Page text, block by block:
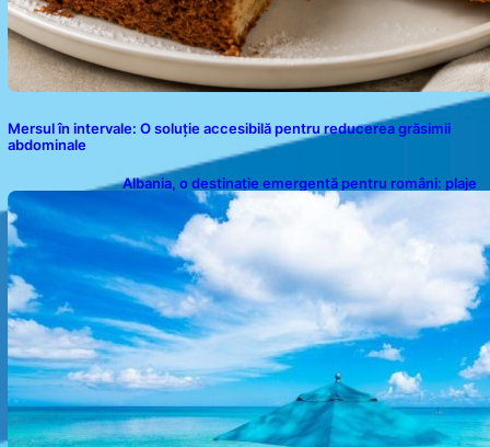
Mersul în intervale: O soluție accesibilă pentru reducerea grăsimii
abdominale
Albania, o destinație emergentă pentru români: plaje
spectaculoase, ape turcoaz și prețuri accesibile